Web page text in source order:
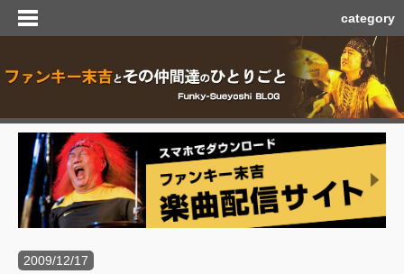
category
2009/12/17